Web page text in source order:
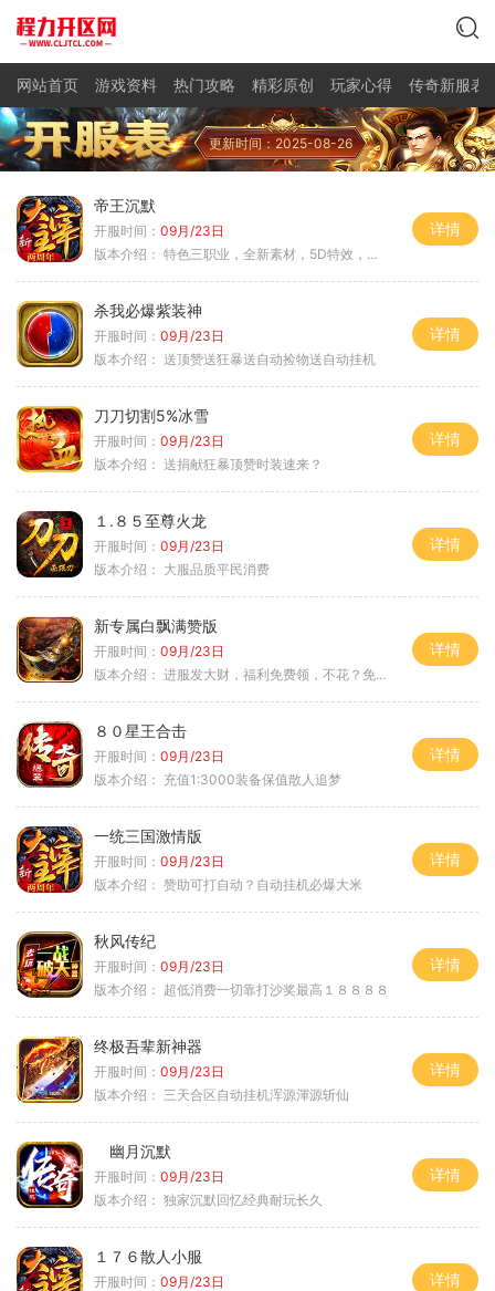
网站首页 游戏资料 热门攻略 精彩原创 玩家心得 传奇新服表
更新时间：2025-08-26
帝王沉默
开服时间： 09月/23日
版本介绍： 特色三职业，全新素材，5D特效，不卡图
详情
杀我必爆紫装神
开服时间： 09月/23日
版本介绍： 送顶赞送狂暴送自动捡物送自动挂机
详情
刀刀切割5%冰雪
开服时间： 09月/23日
版本介绍： 送捐献狂暴顶赞时装速来？
详情
１.８５至尊火龙
开服时间： 09月/23日
版本介绍： 大服品质平民消费
详情
新专属白飘满赞版
开服时间： 09月/23日
版本介绍： 进服发大财，福利免费领，不花？免费通关！
详情
８０星王合击
开服时间： 09月/23日
版本介绍： 充值1:3000装备保值散人追梦
详情
一统三国激情版
开服时间： 09月/23日
版本介绍： 赞助可打自动？自动挂机必爆大米
详情
秋风传纪
开服时间： 09月/23日
版本介绍： 超低消费一切靠打沙奖最高１８８８８
详情
终极吾辈新神器
开服时间： 09月/23日
版本介绍： 三天合区自动挂机浑源渾源斩仙
详情
幽月沉默
开服时间： 09月/23日
版本介绍： 独家沉默回忆经典耐玩长久
详情
１７６散人小服
开服时间： 09月/23日
详情